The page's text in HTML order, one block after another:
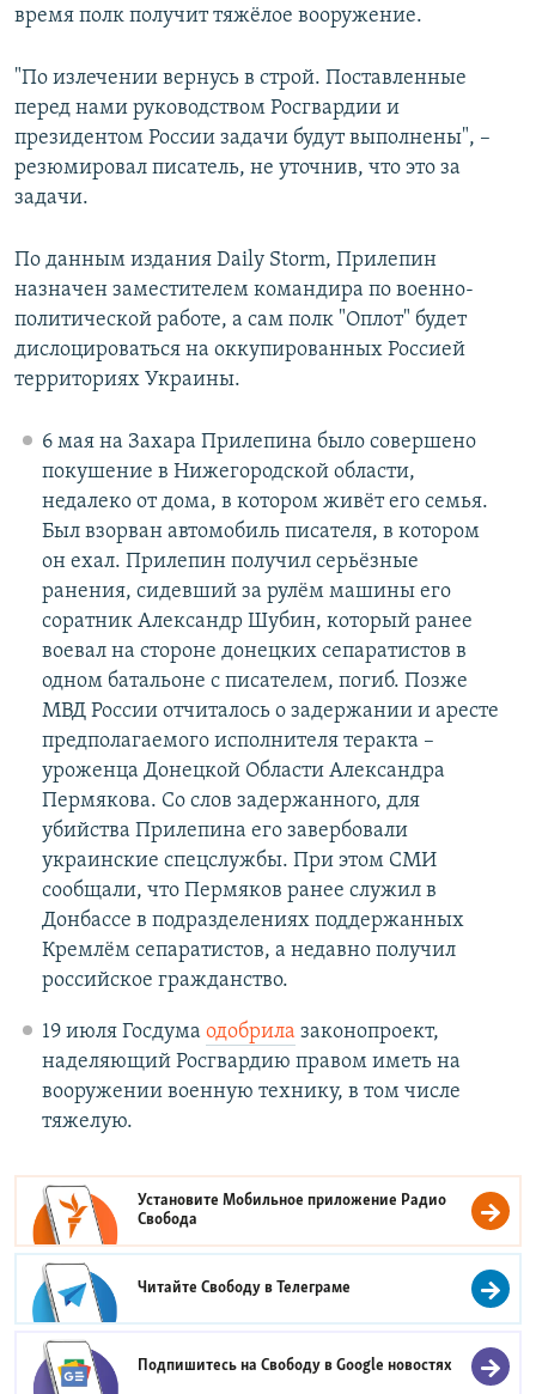
время полк получит тяжёлое вооружение.
"По излечении вернусь в строй. Поставленные
перед нами руководством Росгвардии и
президентом России задачи будут выполнены", –
резюмировал писатель, не уточнив, что это за
задачи.
По данным издания Daily Storm, Прилепин
назначен заместителем командира по военно-
политической работе, а сам полк "Оплот" будет
дислоцироваться на оккупированных Россией
территориях Украины.
6 мая на Захара Прилепина было совершено
покушение в Нижегородской области,
недалеко от дома, в котором живёт его семья.
Был взорван автомобиль писателя, в котором
он ехал. Прилепин получил серьёзные
ранения, сидевший за рулём машины его
соратник Александр Шубин, который ранее
воевал на стороне донецких сепаратистов в
одном батальоне с писателем, погиб. Позже
МВД России отчиталось о задержании и аресте
предполагаемого исполнителя теракта –
уроженца Донецкой Области Александра
Пермякова. Со слов задержанного, для
убийства Прилепина его завербовали
украинские спецслужбы. При этом СМИ
сообщали, что Пермяков ранее служил в
Донбассе в подразделениях поддержанных
Кремлём сепаратистов, а недавно получил
российское гражданство.
19 июля Госдума одобрила законопроект,
наделяющий Росгвардию правом иметь на
вооружении военную технику, в том числе
тяжелую.
Установите Мобильное приложение Радио
Свобода
Читайте Свободу вТелеграме
Подпишитесь на Свободу вGoogle новостях